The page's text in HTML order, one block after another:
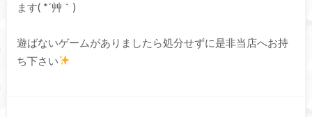
ます( *´艸｀)
遊ばないゲームがありましたら処分せずに是非当店へお持
ち下さい